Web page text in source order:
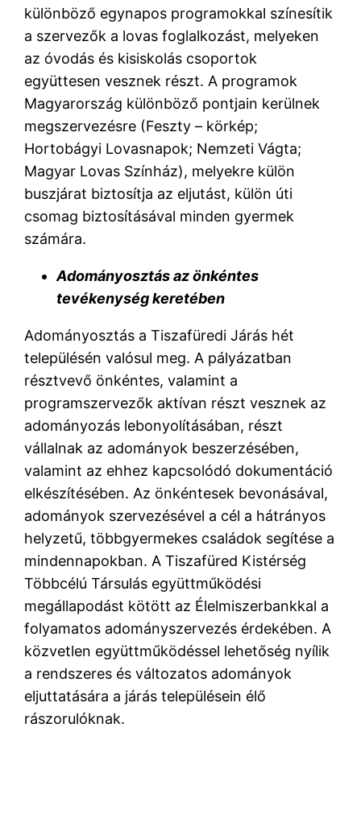
különböző egynapos programokkal színesítik
a szervezők a lovas foglalkozást, melyeken
az óvodás és kisiskolás csoportok
együttesen vesznek részt. A programok
Magyarország különböző pontjain kerülnek
megszervezésre (Feszty – körkép;
Hortobágyi Lovasnapok; Nemzeti Vágta;
Magyar Lovas Színház), melyekre külön
buszjárat biztosítja az eljutást, külön úti
csomag biztosításával minden gyermek
számára.
Adományosztás az önkéntes
tevékenység keretében
Adományosztás a Tiszafüredi Járás hét
településén valósul meg. A pályázatban
résztvevő önkéntes, valamint a
programszervezők aktívan részt vesznek az
adományozás lebonyolításában, részt
vállalnak az adományok beszerzésében,
valamint az ehhez kapcsolódó dokumentáció
elkészítésében. Az önkéntesek bevonásával,
adományok szervezésével a cél a hátrányos
helyzetű, többgyermekes családok segítése a
mindennapokban. A Tiszafüred Kistérség
Többcélú Társulás együttműködési
megállapodást kötött az Élelmiszerbankkal a
folyamatos adományszervezés érdekében. A
közvetlen együttműködéssel lehetőség nyílik
a rendszeres és változatos adományok
eljuttatására a járás településein élő
rászorulóknak.